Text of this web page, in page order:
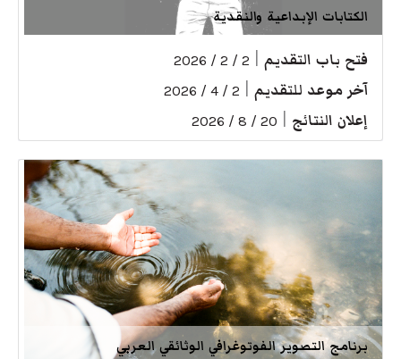
الكتابات الإبداعية والنقدية
فتح باب التقديم 2 / 2 / 2026
آخر موعد للتقديم 2 / 4 / 2026
إعلان النتائج 20 / 8 / 2026
برنامج التصوير الفوتوغرافي الوثائقي العربي